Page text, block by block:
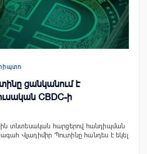
ցանկանում է
CBDC-ի
տնտեսական հարցերով հանդիպման
Վլադիմիր Պուտինը հանդես է եկել